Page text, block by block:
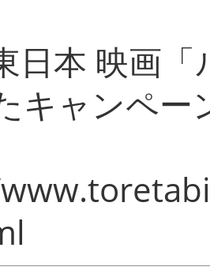
日本 映画
キャンペー